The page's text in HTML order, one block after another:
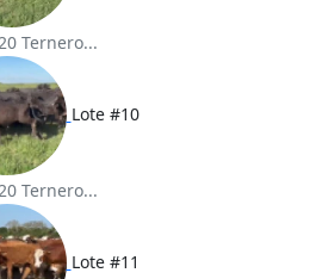
Ternero...
Lote #10
Ternero...
Lote #11